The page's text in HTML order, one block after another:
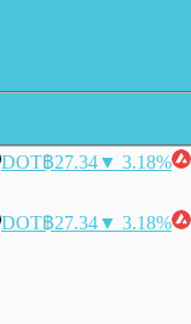
DOT฿27.34▼ 3.18%
DOT฿27.34▼ 3.18%